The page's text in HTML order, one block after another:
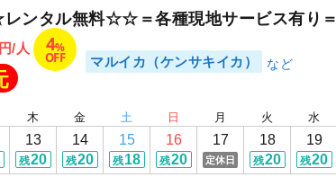
ンタル無料☆☆＝各種現地サービス有り＝
円/人 4%
OFF マルイカ（ケンサキイカ）
木
13
残20
金
14
残20
土
15
残18
日
16
残20
月
17
定休日
火
18
残20
水
19
残20